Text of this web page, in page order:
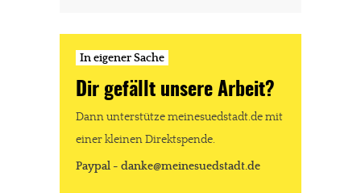
In eigener Sache
Dir gefällt unsere Arbeit?
Dann unterstütze meinesuedstadt.de mit
einer kleinen Direktspende.
Paypal - danke@meinesuedstadt.de